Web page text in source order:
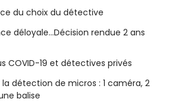
du choix du détective
déloyale…Décision rendue 2 ans
COVID-19 et détectives privés
la détection de micros : 1 caméra, 2
balise